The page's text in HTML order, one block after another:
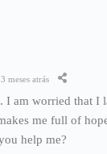
3 meses atrás
am worried that I
me full of
help me?